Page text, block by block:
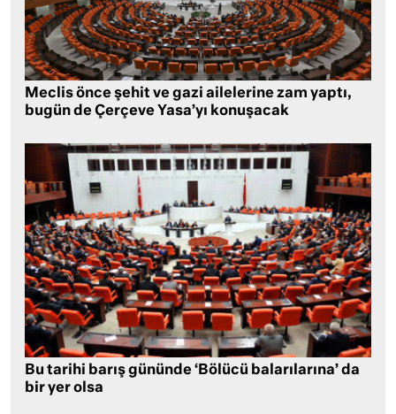
Meclis önce şehit ve gazi ailelerine zam yaptı,
bugün de Çerçeve Yasa’yı konuşacak
Bu tarihi barış gününde ‘Bölücü balarılarına’ da
bir yer olsa